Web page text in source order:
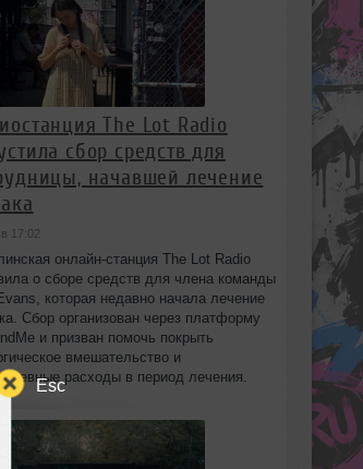
Esc
The Lot Radio
сбор средств для
начавшей лечение
17:02
онлайн-станция The Lot Radio
о сборе средств для члена команды
которая недавно начала лечение
Сбор организован через платформу
и призван помочь покрыть
вмешательство и
расходы в период лечения.